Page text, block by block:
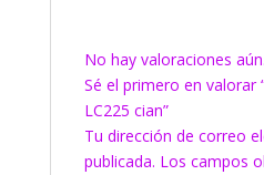
No hay valoraciones aún.
Sé el primero en valorar
LC225 cian”
Tu dirección de correo
publicada. Los campos